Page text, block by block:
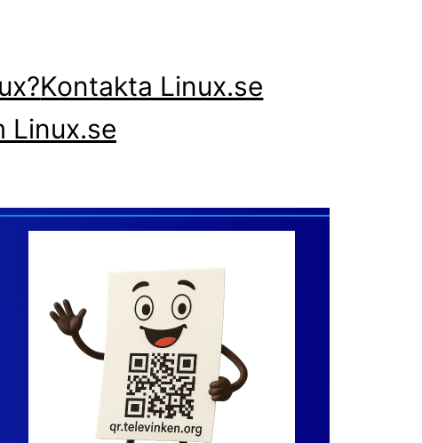
Kontakta Linux.se
Linux.se